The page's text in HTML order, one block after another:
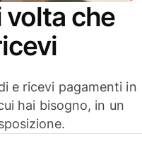
volta che
e ricevi pagamenti in
hai bisogno, in un